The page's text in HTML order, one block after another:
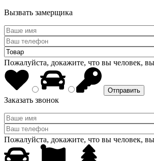
Вызвать замерщика
Пожалуйста, докажите, что вы человек,
Заказать звонок
Пожалуйста, докажите, что вы человек,